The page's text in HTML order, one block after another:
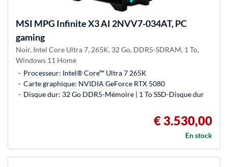
MSI MPG Infinite X3 AI 2NVV7-034AT, PC
gaming
Noir, Intel Core Ultra 7, 265K, 32 Go, DDR5-SDRAM, 1 To,
Windows 11 Home
Processeur: Intel® Core™ Ultra 7 265K
Carte graphique: NVIDIA GeForce RTX 5080
Disque dur: 32 Go DDR5-Mémoire | 1 To SSD-Disque dur
€ 3.530,00
En stock